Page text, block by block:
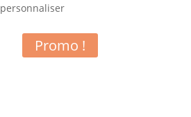
personnaliser
Promo !